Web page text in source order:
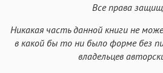
Все права
Никакая часть данной книги не
в какой бы то ни было форме без
владельцев